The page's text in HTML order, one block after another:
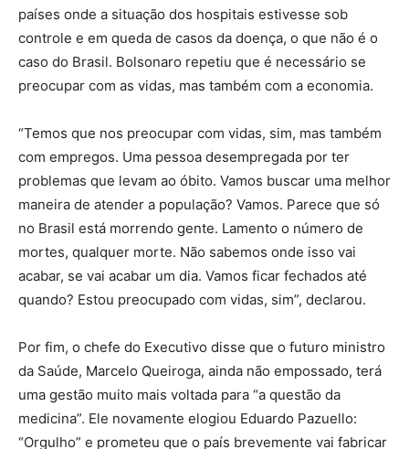
países onde a situação dos hospitais estivesse sob
controle e em queda de casos da doença, o que não é o
caso do Brasil. Bolsonaro repetiu que é necessário se
preocupar com as vidas, mas também com a economia.
“Temos que nos preocupar com vidas, sim, mas também
com empregos. Uma pessoa desempregada por ter
problemas que levam ao óbito. Vamos buscar uma melhor
maneira de atender a população? Vamos. Parece que só
no Brasil está morrendo gente. Lamento o número de
mortes, qualquer morte. Não sabemos onde isso vai
acabar, se vai acabar um dia. Vamos ficar fechados até
quando? Estou preocupado com vidas, sim”, declarou.
Por fim, o chefe do Executivo disse que o futuro ministro
da Saúde, Marcelo Queiroga, ainda não empossado, terá
uma gestão muito mais voltada para “a questão da
medicina”. Ele novamente elogiou Eduardo Pazuello:
“Orgulho” e prometeu que o país brevemente vai fabricar